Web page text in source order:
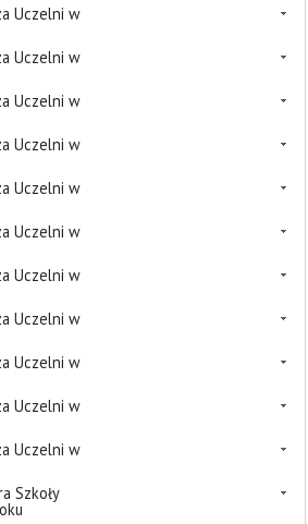
Uczelni w
Uczelni w
Uczelni w
Uczelni w
Uczelni w
Uczelni w
Uczelni w
Uczelni w
Uczelni w
Uczelni w
Uczelni w
Szkoły